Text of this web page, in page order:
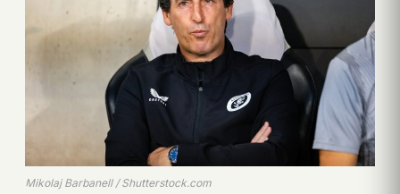
Mikolaj Barbanell / Shutterstock.com